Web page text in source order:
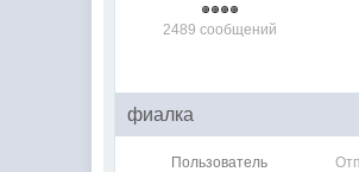
2489 сообщений
фиалка
Пользователь